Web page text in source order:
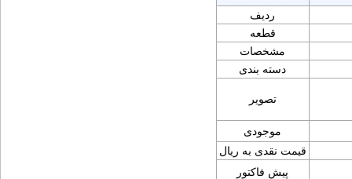
ردیف
قطعه
مشخصات
دسته بندی
تصویر
موجودی
قیمت نقدی به ریال
پیش فاکتور